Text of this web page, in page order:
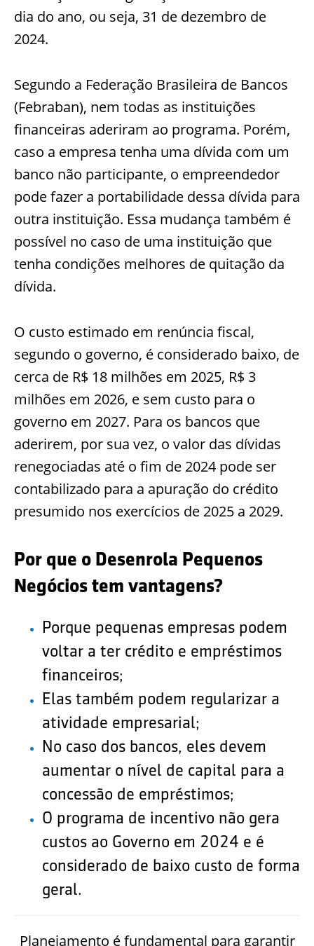
dia do ano, ou seja, 31 de dezembro de
2024.
Segundo a Federação Brasileira de Bancos
(Febraban), nem todas as instituições
financeiras aderiram ao programa. Porém,
caso a empresa tenha uma dívida com um
banco não participante, o empreendedor
pode fazer a portabilidade dessa dívida para
outra instituição. Essa mudança também é
possível no caso de uma instituição que
tenha condições melhores de quitação da
dívida.
O custo estimado em renúncia fiscal,
segundo o governo, é considerado baixo, de
cerca de R$ 18 milhões em 2025, R$ 3
milhões em 2026, e sem custo para o
governo em 2027. Para os bancos que
aderirem, por sua vez, o valor das dívidas
renegociadas até o fim de 2024 pode ser
contabilizado para a apuração do crédito
presumido nos exercícios de 2025 a 2029.
Por que o Desenrola Pequenos
Negócios tem vantagens?
Porque pequenas empresas podem
voltar a ter crédito e empréstimos
financeiros;
Elas também podem regularizar a
atividade empresarial;
No caso dos bancos, eles devem
aumentar o nível de capital para a
concessão de empréstimos;
O programa de incentivo não gera
custos ao Governo em 2024 e é
considerado de baixo custo de forma
geral.
Planejamento é fundamental para garantir